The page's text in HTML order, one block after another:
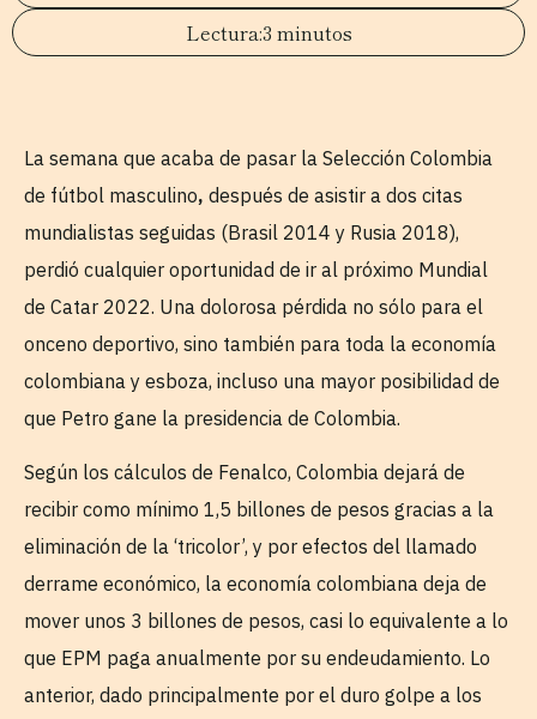
3 minutos
La semana que acaba de pasar la Selección Colombia
de fútbol masculino, después de asistir a dos citas
mundialistas seguidas (Brasil 2014 y Rusia 2018),
perdió cualquier oportunidad de ir al próximo Mundial
de Catar 2022. Una dolorosa pérdida no sólo para el
onceno deportivo, sino también para toda la economía
colombiana y esboza, incluso una mayor posibilidad de
que Petro gane la presidencia de Colombia.
Según los cálculos de Fenalco, Colombia dejará de
recibir como mínimo 1,5 billones de pesos gracias a la
eliminación de la ‘tricolor’, y por efectos del llamado
derrame económico, la economía colombiana deja de
mover unos 3 billones de pesos, casi lo equivalente a lo
que EPM paga anualmente por su endeudamiento. Lo
anterior, dado principalmente por el duro golpe a los